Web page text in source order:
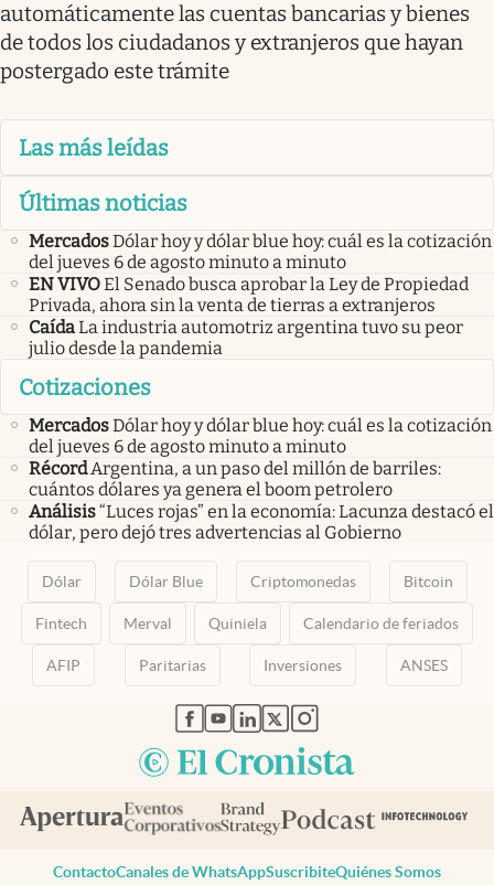
automáticamente las cuentas bancarias y bienes
de todos los ciudadanos y extranjeros que hayan
postergado este trámite
Las más leídas
Últimas noticias
MercadosDólar hoy y dólar blue hoy: cuál es la cotización
del jueves 6 de agosto minuto a minuto
EN VIVOEl Senado busca aprobar la Ley de Propiedad
Privada, ahora sin la venta de tierras a extranjeros
CaídaLa industria automotriz argentina tuvo su peor
julio desde la pandemia
Cotizaciones
MercadosDólar hoy y dólar blue hoy: cuál es la cotización
del jueves 6 de agosto minuto a minuto
Récord Argentina, a un paso del millón de barriles:
cuántos dólares ya genera el boom petrolero
Análisis“Luces rojas” en la economía: Lacunza destacó el
dólar, pero dejó tres advertencias al Gobierno
Dólar Dólar Blue Criptomonedas Bitcoin
Fintech Merval Quiniela Calendario de feriados
AFIP Paritarias Inversiones ANSES
abre en nueva pestaña
abre en nueva pestaña
abre en nueva pestaña
abre en nueva pestaña
abre en nueva pestaña
ContactoCanales de WhatsAppSuscribiteQuiénes Somos